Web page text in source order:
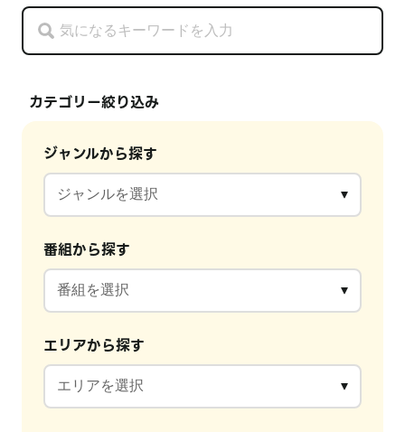
カテゴリー絞り込み
ジャンルから探す
番組から探す
エリアから探す